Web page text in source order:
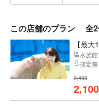
この店舗のプラン 全
【最
水族館
指定無
2,400
2,100